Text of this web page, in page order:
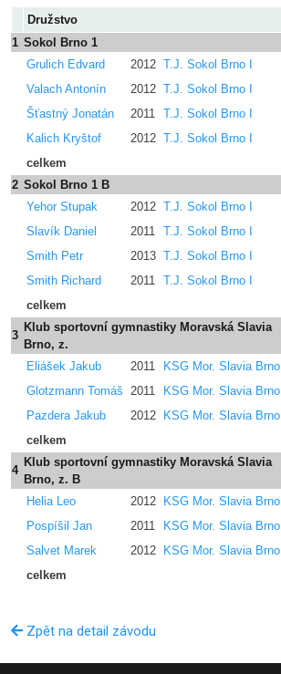
Družstvo
1 Sokol Brno 1
Grulich Edvard
2012 T.J. Sokol Brno I
Valach Antonín
2012 T.J. Sokol Brno I
Šťastný Jonatán
2011 T.J. Sokol Brno I
Kalich Kryštof
2012 T.J. Sokol Brno I
celkem
2 Sokol Brno 1 B
Yehor Stupak
2012 T.J. Sokol Brno I
Slavík Daniel
2011 T.J. Sokol Brno I
Smith Petr
2013 T.J. Sokol Brno I
Smith Richard
2011 T.J. Sokol Brno I
celkem
3
Klub sportovní gymnastiky Moravská Slavia
Brno, z.
Eliášek Jakub 2011 KSG Mor. Slavia Brno
Glotzmann Tomáš 2011 KSG Mor. Slavia Brno
Pazdera Jakub
2012 KSG Mor. Slavia Brno
celkem
4
Klub sportovní gymnastiky Moravská Slavia
Brno, z. B
Helia Leo 2012 KSG Mor. Slavia Brno
Pospíšil Jan
2011 KSG Mor. Slavia Brno
Salvet Marek
2012 KSG Mor. Slavia Brno
celkem
Zpět na detail závodu